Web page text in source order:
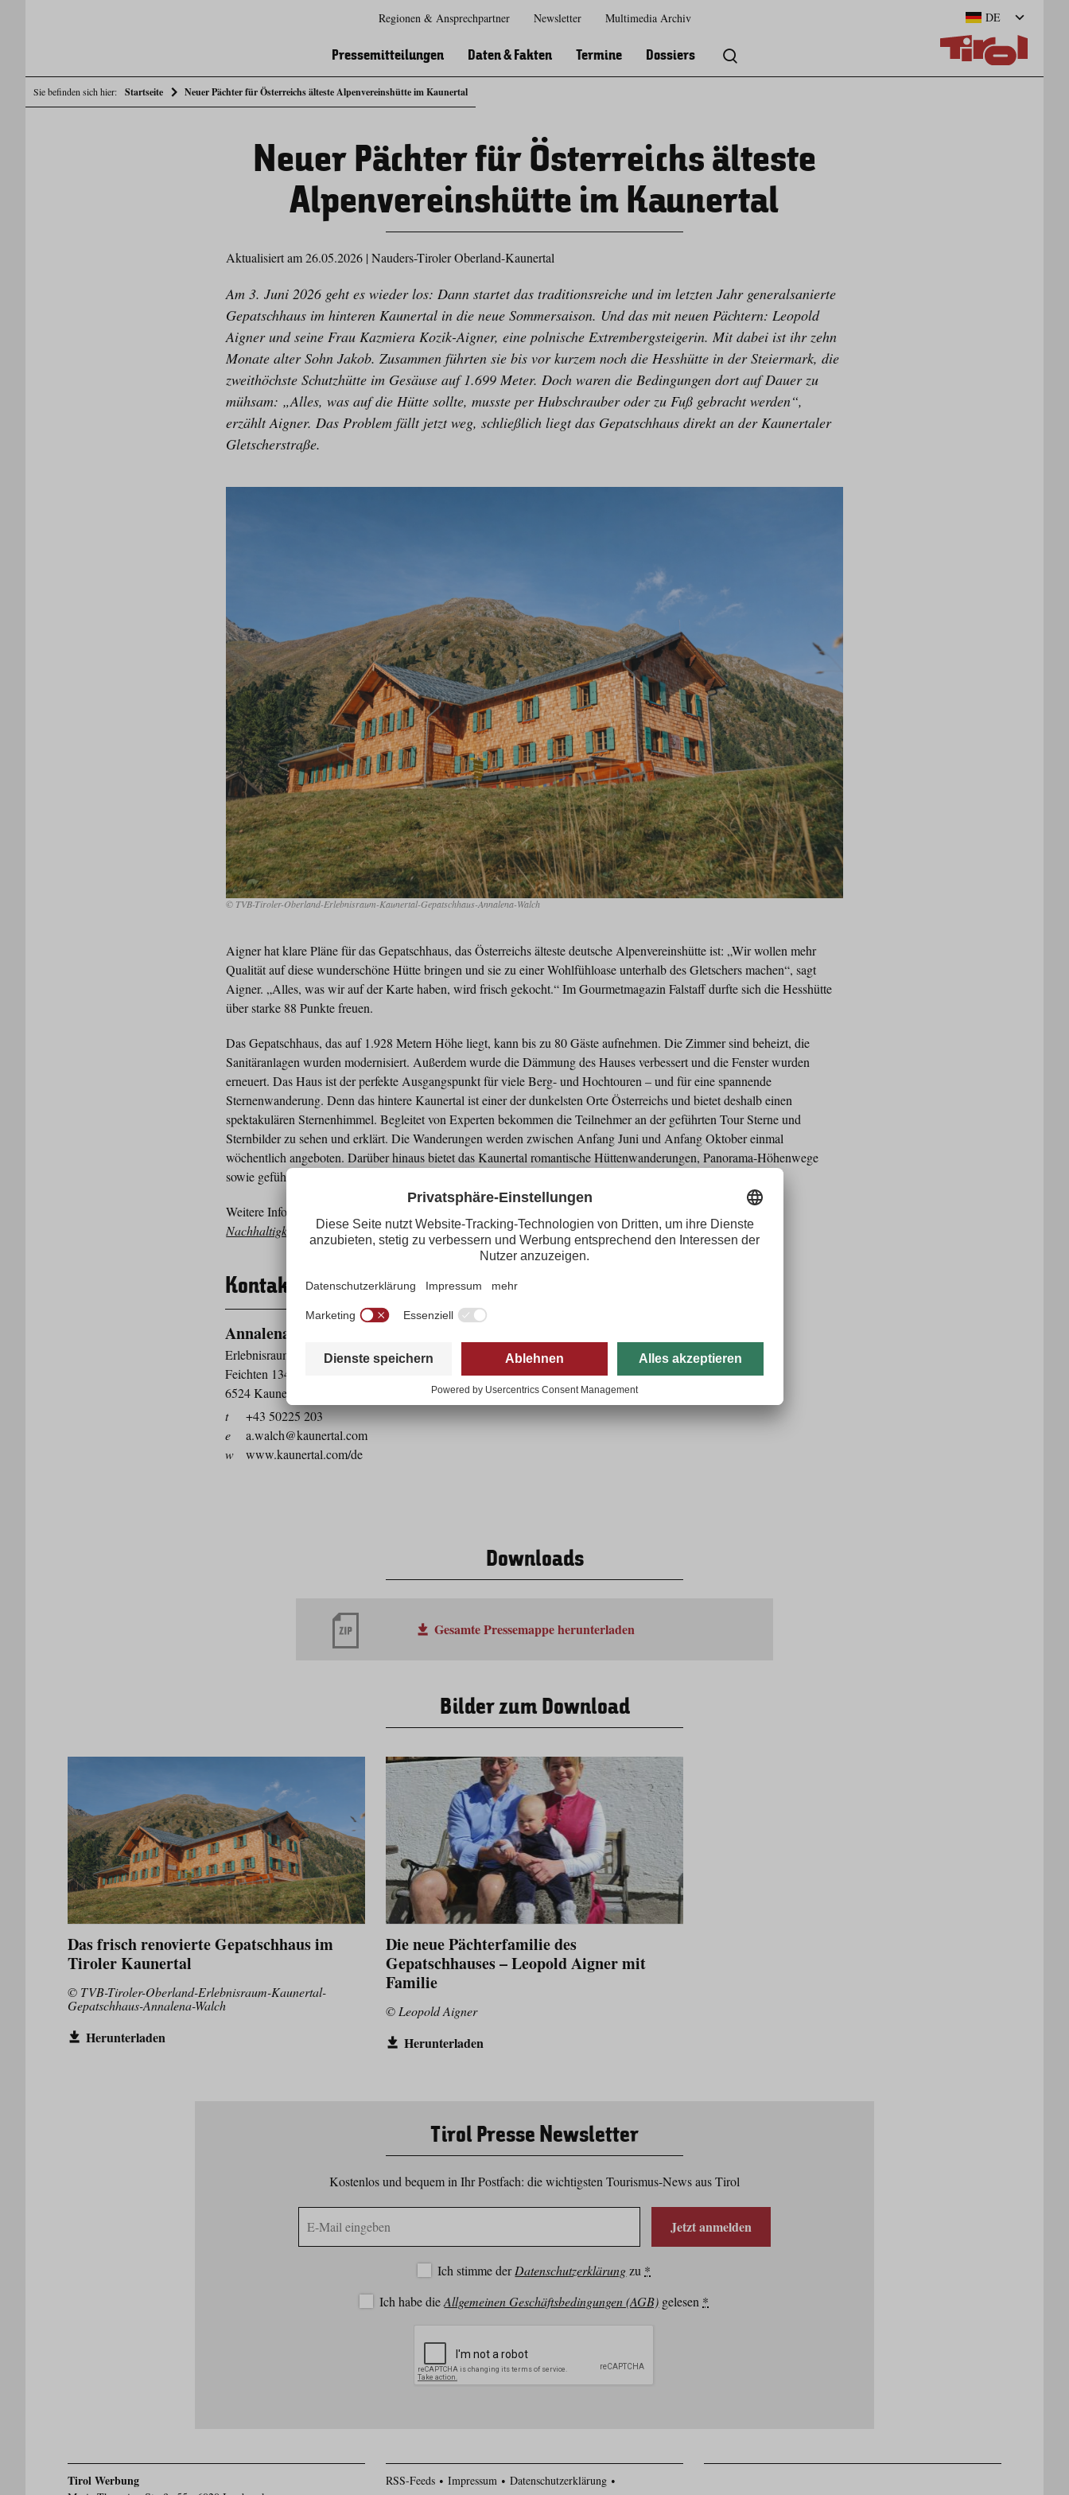
Sie befinden sich hier: Startseite Neuer Pächter für Österreichs älteste Alpenvereinshütte im Kaunertal
Zur
Zur
Zum
Zum
DE
Pressemitteilungen Daten & Fakten Termine Dossiers
Regionen & Ansprechpartner Newsletter Multimedia Archiv
Neuer Pächter für Österreichs älteste
Alpenvereinshütte im Kaunertal
Aktualisiert am 26.05.2026 |Nauders-Tiroler Oberland-Kaunertal
Am 3. Juni 2026 geht es wieder los: Dann startet das traditionsreiche und im letzten Jahr generalsanierte
Gepatschhaus im hinteren Kaunertal in die neue Sommersaison. Und das mit neuen Pächtern: Leopold
Aigner und seine Frau Kazmiera Kozik-Aigner, eine polnische Extrembergsteigerin. Mit dabei ist ihr zehn
Monate alter Sohn Jakob. Zusammen führten sie bis vor kurzem noch die Hesshütte in der Steiermark, die
zweithöchste Schutzhütte im Gesäuse auf 1.699 Meter. Doch waren die Bedingungen dort auf Dauer zu
mühsam: „Alles, was auf die Hütte sollte, musste per Hubschrauber oder zu Fuß gebracht werden“,
erzählt Aigner. Das Problem fällt jetzt weg, schließlich liegt das Gepatschhaus direkt an der Kaunertaler
Gletscherstraße.
© TVB-Tiroler-Oberland-Erlebnisraum-Kaunertal-Gepatschhaus-Annalena-Walch
Aigner hat klare Pläne für das Gepatschhaus, das Österreichs älteste deutsche Alpenvereinshütte ist: „Wir wollen mehr
Qualität auf diese wunderschöne Hütte bringen und sie zu einer Wohlfühloase unterhalb des Gletschers machen“, sagt
Aigner. „Alles, was wir auf der Karte haben, wird frisch gekocht.“ Im Gourmetmagazin Falstaff durfte sich die Hesshütte
über starke 88 Punkte freuen.
Das Gepatschhaus, das auf 1.928 Metern Höhe liegt, kann bis zu 80 Gäste aufnehmen. Die Zimmer sind beheizt, die
Sanitäranlagen wurden modernisiert. Außerdem wurde die Dämmung des Hauses verbessert und die Fenster wurden
erneuert. Das Haus ist der perfekte Ausgangspunkt für viele Berg- und Hochtouren – und für eine spannende
Sternenwanderung. Denn das hintere Kaunertal ist einer der dunkelsten Orte Österreichs und bietet deshalb einen
spektakulären Sternenhimmel. Begleitet von Experten bekommen die Teilnehmer an der geführten Tour Sterne und
Sternbilder zu sehen und erklärt. Die Wanderungen werden zwischen Anfang Juni und Anfang Oktober einmal
wöchentlich angeboten. Darüber hinaus bietet das Kaunertal romantische Hüttenwanderungen, Panorama-Höhenwege
sowie geführte Touren auf die zahlreichen 3.000er mit den Kaunertaler Bergführern.
Weitere Infos unter:
Nachhaltigkeit/Sternenwanderungen
Kontakt
Annalena Walch
Erlebnisraum Kaunertal
Feichten 134
6524 Kaunertal
t
+43 50225 203
e
a.walch@kaunertal.com
w
www.kaunertal.com/de
Downloads
Gesamte Pressemappe herunterladen
Bilder zum Download
Das frisch renovierte Gepatschhaus im
Tiroler Kaunertal
© TVB-Tiroler-Oberland-Erlebnisraum-Kaunertal-
Gepatschhaus-Annalena-Walch
Herunterladen
Die neue Pächterfamilie des
Gepatschhauses – Leopold Aigner mit
Familie
© Leopold Aigner
Herunterladen
Tirol Presse Newsletter
Kostenlos und bequem in Ihr Postfach: die wichtigsten Tourismus-News aus Tirol
Mail
Jetzt anmelden
Ich stimme derDatenschutzerklärung zu *
Ich habe dieAllgemeinen Geschäftsbedingungen (AGB) gelesen *
Tirol Werbung RSS-Feeds Impressum
Datenschutzerklärung